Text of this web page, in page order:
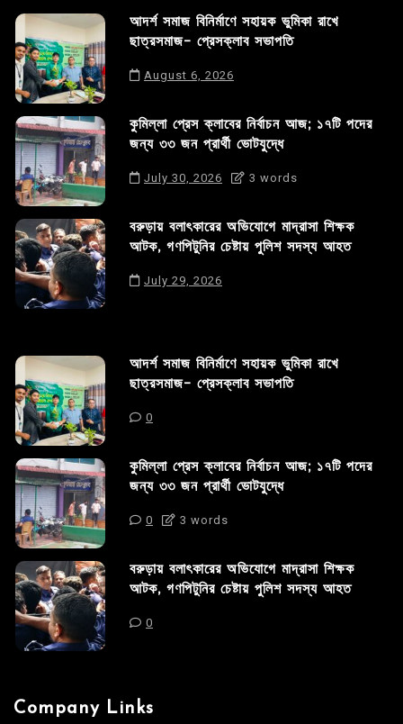
আদর্শ সমাজ বিনির্মাণে সহায়ক ভুমিকা রাখে
ছাত্রসমাজ- প্রেসক্লাব সভাপতি
August 6, 2026
কুমিল্লা প্রেস ক্লাবের নির্বাচন আজ; ১৭টি পদের
জন্য ৩৩ জন প্রার্থী ভোটযুদ্ধে
July 30, 2026 3 words
বরুড়ায় বলাৎকারের অভিযোগে মাদ্রাসা শিক্ষক
আটক, গণপিটুনির চেষ্টায় পুলিশ সদস্য আহত
July 29, 2026
আদর্শ সমাজ বিনির্মাণে সহায়ক ভুমিকা রাখে
ছাত্রসমাজ- প্রেসক্লাব সভাপতি
0
কুমিল্লা প্রেস ক্লাবের নির্বাচন আজ; ১৭টি পদের
জন্য ৩৩ জন প্রার্থী ভোটযুদ্ধে
0 3 words
বরুড়ায় বলাৎকারের অভিযোগে মাদ্রাসা শিক্ষক
আটক, গণপিটুনির চেষ্টায় পুলিশ সদস্য আহত
0
Company Links